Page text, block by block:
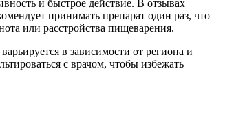
и быстрое действие. В отзывах
принимать препарат один раз, что
или расстройства пищеварения.
в зависимости от региона и
с врачом, чтобы избежать